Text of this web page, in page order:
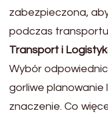
zabezpieczona,
podczas
Transport i
Wybór
gorliwe planowanie
znaczenie. Co